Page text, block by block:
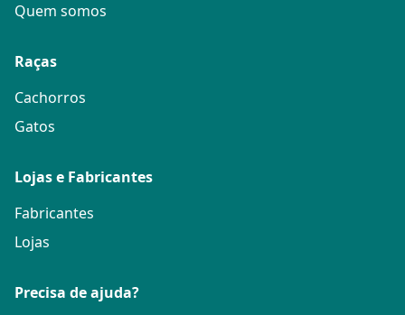
Quem somos
Raças
Cachorros
Gatos
Lojas e Fabricantes
Fabricantes
Lojas
Precisa de ajuda?